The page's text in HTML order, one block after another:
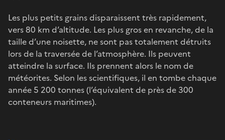
Les plus petits grains disparaissent très rapidement,
vers 80 km d’altitude. Les plus gros en revanche, de la
taille d’une noisette, ne sont pas totalement détruits
lors de la traversée de l’atmosphère. Ils peuvent
atteindre la surface. Ils prennent alors le nom de
météorites. Selon les scientifiques, il en tombe chaque
année 5 200 tonnes (l’équivalent de près de 300
conteneurs maritimes).